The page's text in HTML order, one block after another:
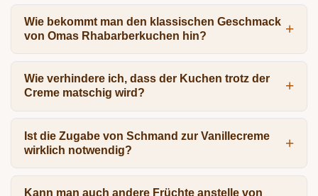
Wie bekommt man den klassischen Geschmack
von Omas Rhabarberkuchen hin?
Wie verhindere ich, dass der Kuchen trotz der
Creme matschig wird?
Ist die Zugabe von Schmand zur Vanillecreme
wirklich notwendig?
Kann man auch andere Früchte anstelle von